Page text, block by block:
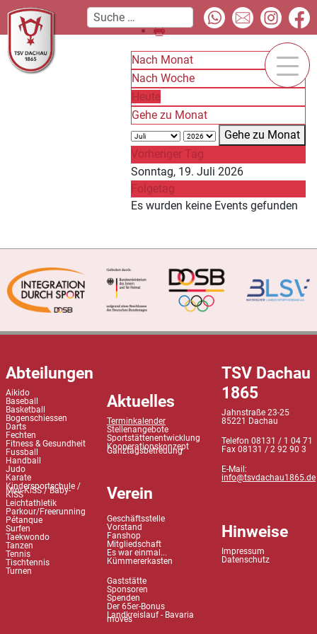
Nach Monat
Nach Woche
Heute
Gehe zu Monat
Gehe zu Monat
Vorheriger Tag
Sonntag, 19. Juli 2026
Folgetag
Es wurden keine Events gefunden
Abteilungen
Aikido
Baseball
Basketball
Bogenschiessen
Darts
Fechten
Fitness & Gesundheit
Fussball
Handball
Judo
Karate
Kindersportschule /
Mini-KiSS / Baby-
KiSS
Leichtathletik
Parkour/Freerunning
Pétanque
Surfen
Taekwondo
Tanzen
Tennis
Tischtennis
Turnen
Aktuelles
Terminkalender
Stellenangebote
Sportstättenentwicklung
Kooperationskonzept
Ganztagsbetreuung
Verein
Geschäftsstelle
Vorstand
Fanshop
Mitgliedschaft
Es war einmal...
Kümmererkasten
Gaststätte
Sponsoren
Spenden
Der 65er-Bonus
Landkreislauf - Bavaria
moves
TSV Dachau
1865
Jahnstraße 23-25
85221 Dachau
Telefon 08131 / 1 04 71
Fax 08131 / 2 92 90 3
E-Mail:
info@tsvdachau1865.de
Hinweise
Impressum
Datenschutz